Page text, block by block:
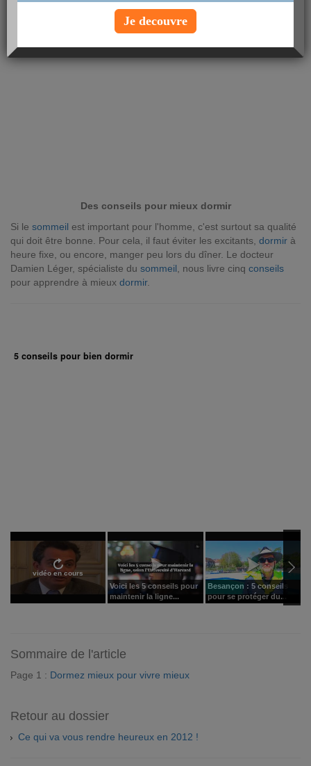
Des conseils pour mieux dormir
Si le sommeil est important pour l'homme, c'est surtout sa qualité
qui doit être bonne. Pour cela, il faut éviter les excitants, dormir à
heure fixe, ou encore, manger peu lors du dîner. Le docteur
Damien Léger, spécialiste du sommeil , nous livre cinq conseils
pour apprendre à mieux dormir.
5 conseils pour bien dormir
vidéo en cours
Voici les 5 conseils pour
maintenir la ligne...
Besançon : 5 conseils
pour se protéger du...
Sommaire de l'article
Page 1 : Dormez mieux pour vivre mieux
Retour au dossier
Ce qui va vous rendre heureux en 2012 !
Je decouvre